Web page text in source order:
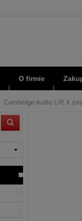
O firmie
Cambridge Audio L/R X